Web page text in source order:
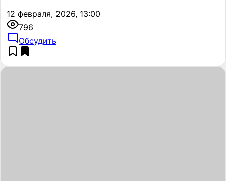
12 февраля, 2026, 13:00
796
Обсудить